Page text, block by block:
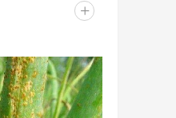
+